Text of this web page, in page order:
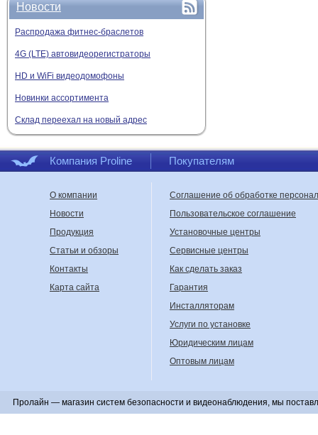
Новости
Распродажа фитнес-браслетов
4G (LTE) автовидеорегистраторы
HD и WiFi видеодомофоны
Новинки ассортимента
Склад переехал на новый адрес
Компания Proline Покупателям
О компании
Новости
Продукция
Статьи и обзоры
Контакты
Карта сайта
Соглашение об обработке
Пользовательское соглашение
Установочные центры
Сервисные центры
Как сделать заказ
Гарантия
Инсталляторам
Услуги по установке
Юридическим лицам
Оптовым лицам
Пролайн — магазин систем безопасности и видеонаблюдения, мы